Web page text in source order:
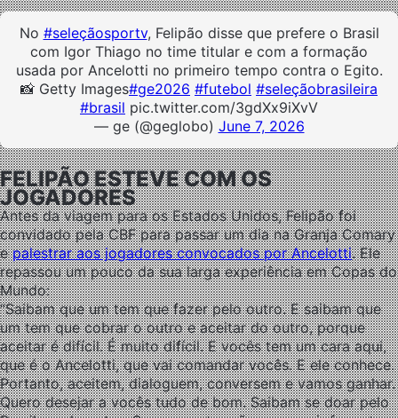
No #seleçãosportv, Felipão disse que prefere o Brasil
com Igor Thiago no time titular e com a formação
usada por Ancelotti no primeiro tempo contra o Egito.
📸 Getty Images#ge2026 #futebol #seleçãobrasileira
#brasil pic.twitter.com/3gdXx9iXvV
— ge (@geglobo) June 7, 2026
FELIPÃO ESTEVE COM OS
JOGADORES
Antes da viagem para os Estados Unidos, Felipão foi
convidado pela CBF para passar um dia na Granja Comary
epalestrar aos jogadores convocados por Ancelotti. Ele
repassou um pouco da sua larga experiência em Copas do
Mundo:
“Saibam que um tem que fazer pelo outro. E saibam que
um tem que cobrar o outro e aceitar do outro, porque
aceitar é difícil. É muito difícil. E vocês tem um cara aqui,
que é o Ancelotti, que vai comandar vocês. E ele conhece.
Portanto, aceitem, dialoguem, conversem e vamos ganhar.
Quero desejar a vocês tudo de bom. Saibam se doar pelo